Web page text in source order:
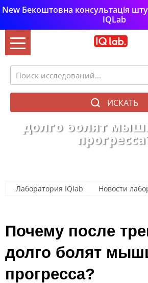
New Бекоштовна консультація
IQLab
ИСКАТЬ
Почему после
долго болят
Лаборатория IQlab Новости
Почему после
долго болят
прогресса?